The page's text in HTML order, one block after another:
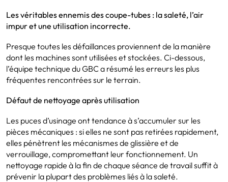
Les véritables ennemis des coupe-tubes : la saleté, l’air
impur et une utilisation incorrecte.
Presque toutes les défaillances proviennent de la manière
dont les machines sont utilisées et stockées. Ci-dessous,
l’équipe technique du GBC a résumé les erreurs les plus
fréquentes rencontrées sur le terrain.
Défaut de nettoyage après utilisation
Les puces d’usinage ont tendance à s’accumuler sur les
pièces mécaniques : si elles ne sont pas retirées rapidement,
elles pénètrent les mécanismes de glissière et de
verrouillage, compromettant leur fonctionnement. Un
nettoyage rapide à la fin de chaque séance de travail suffit à
prévenir la plupart des problèmes liés à la saleté.